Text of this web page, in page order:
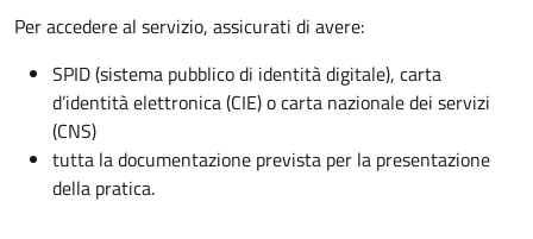
Per accedere al servizio, assicurati di avere:
SPID (sistema pubblico di identità digitale), carta
d’identità elettronica (CIE) o carta nazionale dei servizi
(CNS)
tutta la documentazione prevista per la presentazione
della pratica.